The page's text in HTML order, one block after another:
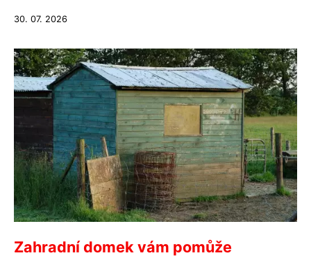
30. 07. 2026
Zahradní domek vám pomůže